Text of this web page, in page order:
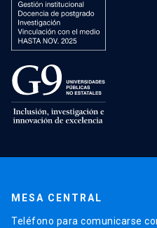
MESA CENTRAL
Teléfono para comunicarse